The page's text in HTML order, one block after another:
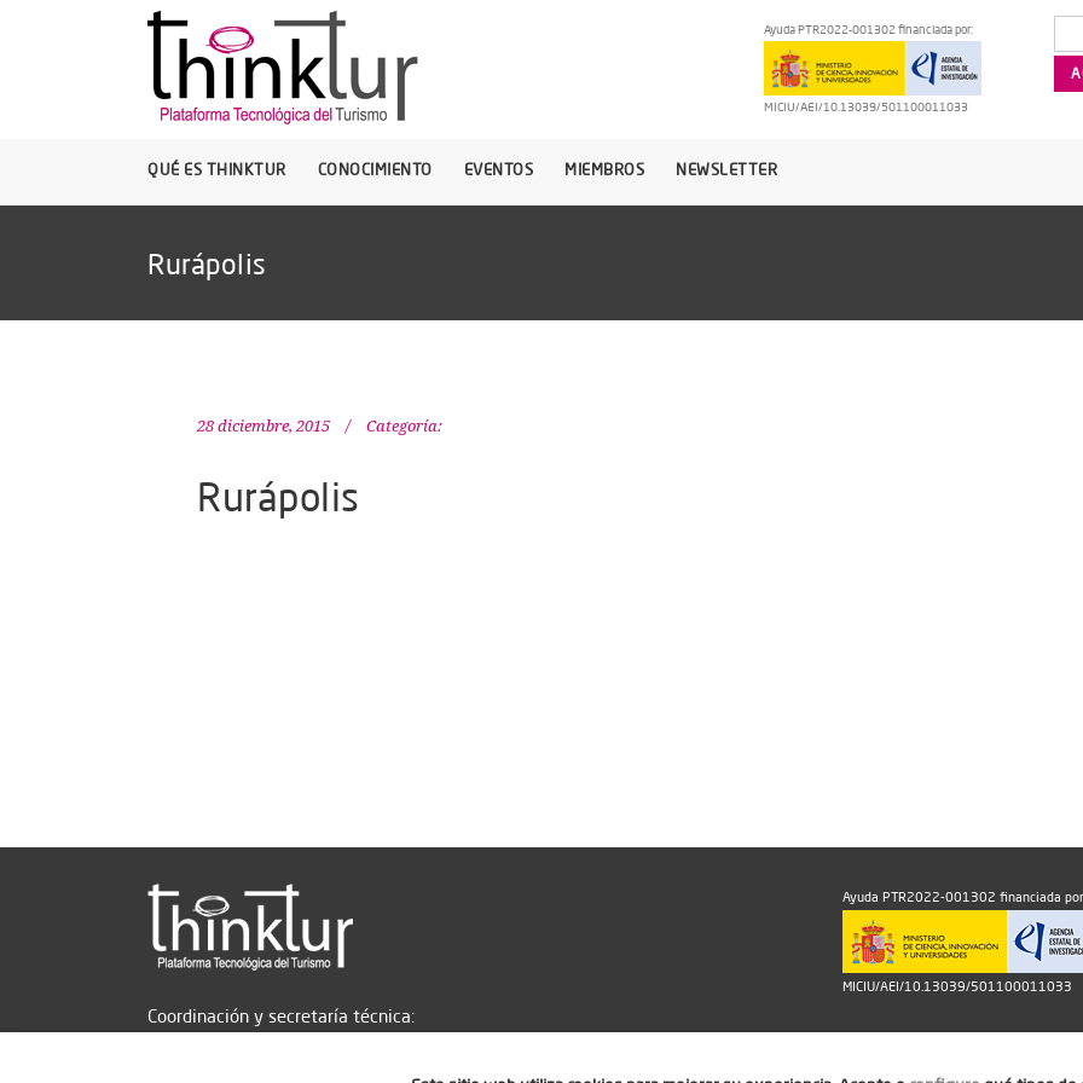
Ayuda PTR2022-001302 financiada por:
MICIU/AEI/10.13039/501100011033
QUÉ ES THINKTUR CONOCIMIENTO EVENTOS MIEMBROS NEWSLETTER
Rurápolis
28 diciembre, 2015 Categoría:
Rurápolis
Coordinación y secretaría técnica:
Ayuda PTR2022-001302 financiada
MICIU/AEI/10.13039/501100011033